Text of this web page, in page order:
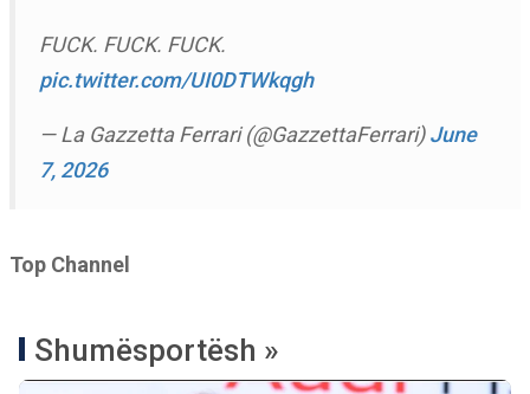
FUCK. FUCK. FUCK.
pic.twitter.com/UI0DTWkqgh
— La Gazzetta Ferrari (@GazzettaFerrari)June
7, 2026
Top Channel
Shumësportësh »